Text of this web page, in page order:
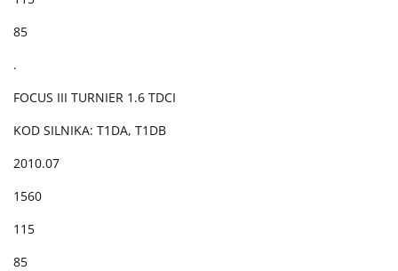
85
.
FOCUS III TURNIER 1.6 TDCI
KOD SILNIKA: T1DA, T1DB
2010.07
1560
115
85